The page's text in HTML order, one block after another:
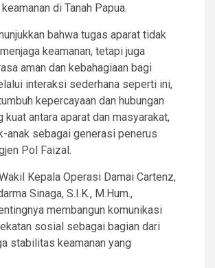
di Tanah Papua.
bahwa tugas aparat tidak
keamanan, tetapi juga
aman dan kebahagiaan bagi
interaksi sederhana seperti ini,
kepercayaan dan hubungan
kuat antara aparat dan masyarakat,
anak sebagai generasi penerus
Pol Faizal.
Kepala Operasi Damai Cartenz,
Sinaga, S.I.K., M.Hum.,
membangun komunikasi
sosial sebagai bagian dari
stabilitas keamanan yang